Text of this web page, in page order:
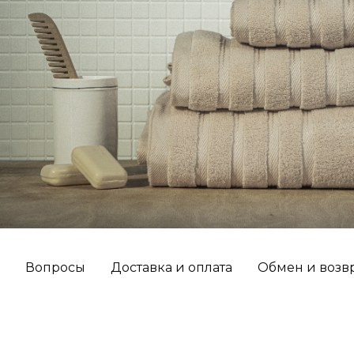
Вопросы Доставка и оплата Обмен и